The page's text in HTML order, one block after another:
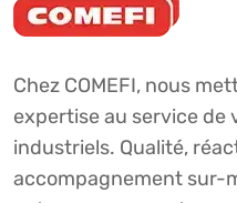
Chez COMEFI, nous
expertise au service de
industriels. Qualité,
accompagnement sur-